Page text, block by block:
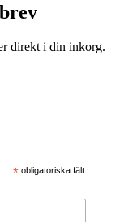
direkt i din inkorg.
* obligatoriska fält